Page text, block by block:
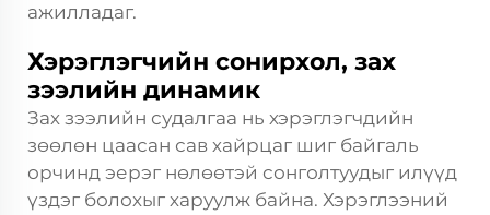
ажилладаг.
Хэрэглэгчийн сонирхол, зах
зээлийн динамик
Зах зээлийн судалгаа нь хэрэглэгчдийн
зөөлөн цаасан сав хайрцаг шиг байгаль
орчинд эерэг нөлөөтэй сонголтуудыг илүүд
үздэг болохыг харуулж байна. Хэрэглээний